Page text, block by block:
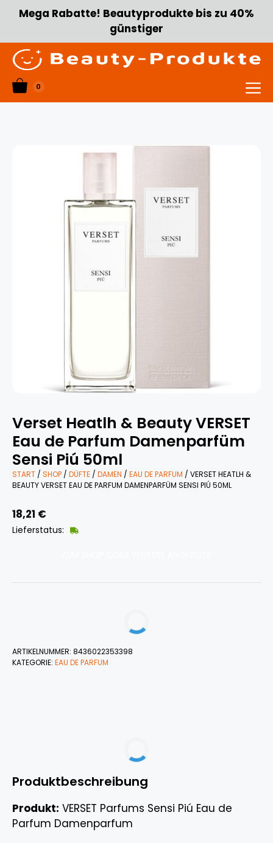
Zum
Inhalt
Mega Rabatte! Beautyprodukte bis zu 40%
günstiger
0
Menü
Verset Heatlh & Beauty VERSET
Eau de Parfum Damenparfüm
Sensi Piú 50ml
START / SHOP / DÜFTE / DAMEN / EAU DE PARFUM / VERSET HEATLH &
BEAUTY VERSET EAU DE PARFUM DAMENPARFÜM SENSI PIÚ 50ML
18,21 €
Lieferstatus:
ARTIKELNUMMER: 8436022353398
KATEGORIE: EAU DE PARFUM
Produktbeschreibung
Produkt: VERSET Parfums Sensi Piú Eau de
Parfum Damenparfum